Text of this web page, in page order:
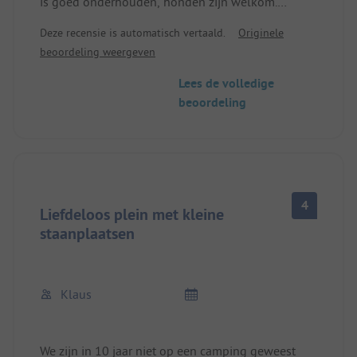
luxe keuken.
Deze recensie is automatisch vertaald.
Originele
beoordeling weergeven
Lees de volledige
beoordeling
Liefdeloos plein met kleine
staanplaatsen
4
Klaus
We zijn in 10 jaar niet op een camping geweest